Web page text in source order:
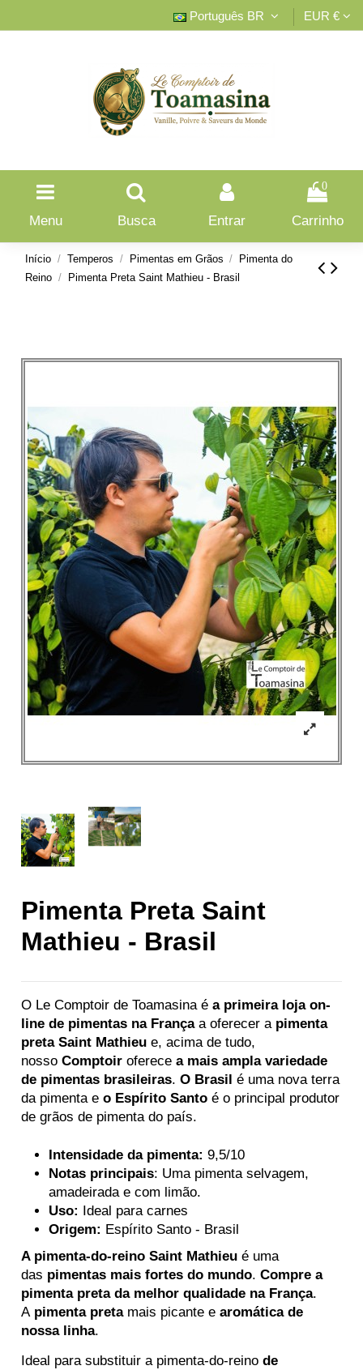
Português BR EUR €
Menu Busca Entrar
0
Carrinho
Início Temperos Pimentas em Grãos
Pimenta do
Reino
Pimenta Preta Saint Mathieu - Brasil
Pimenta Preta Saint
Mathieu - Brasil
O Le Comptoir de Toamasina éa primeira loja on-
line de pimentas na Françaa oferecer a pimenta
preta Saint Mathieu e, acima de tudo,
nossoComptoir oferecea mais ampla variedade
de pimentas brasileiras.O Brasil é uma nova terra
da pimenta e o Espírito Santo é o principal produtor
de grãos de pimenta do país.
Intensidade da pimenta: 9,5/10
Notas principais: Uma pimenta selvagem,
amadeirada e com limão.
Uso: Ideal para carnes
Origem: Espírito Santo - Brasil
A pimenta-do-reino Saint Mathieu é uma
das pimentas mais fortes do mundo.Compre a
pimenta preta da melhor qualidade na França.
A pimenta pretamais picante e aromática de
nossa linha.
Ideal para substituir a pimenta-do-reinode